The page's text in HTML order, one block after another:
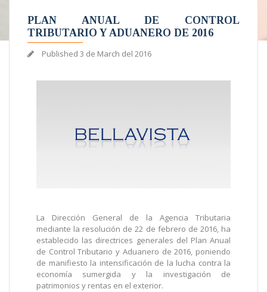
PLAN ANUAL DE CONTROL
TRIBUTARIO Y ADUANERO DE 2016
Published 3 de March del 2016
La Dirección General de la Agencia Tributaria
mediante la resolución de 22 de febrero de 2016, ha
establecido las directrices generales del Plan Anual
de Control Tributario y Aduanero de 2016, poniendo
de manifiesto la intensificación de la lucha contra la
economía sumergida y la investigación de
patrimonios y rentas en el exterior.